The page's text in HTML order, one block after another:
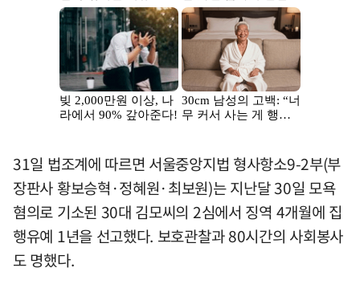
31일 법조계에 따르면 서울중앙지법 형사항소9-2부(부
장판사 황보승혁·정혜원·최보원)는 지난달 30일 모욕
혐의로 기소된 30대 김모씨의 2심에서 징역 4개월에 집
행유예 1년을 선고했다. 보호관찰과 80시간의 사회봉사
도 명했다.